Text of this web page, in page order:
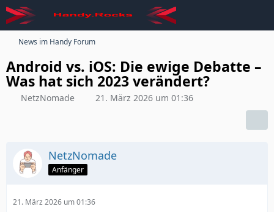
News im Handy Forum
Android vs. iOS: Die ewige Debatte –
Was hat sich 2023 verändert?
NetzNomade 21. März 2026 um 01:36
NetzNomade
Anfänger
21. März 2026 um 01:36